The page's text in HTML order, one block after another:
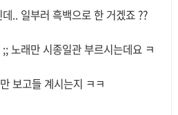
.. 일부러 흑백으로 한 거겠죠 ??
노래만 시종일관 부르시는데요 ㅋ
보고들 계시는지 ㅋㅋ